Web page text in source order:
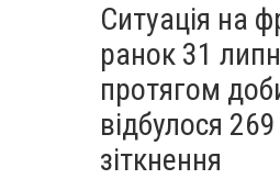
Ситуація на
ранок 31
протягом
відбулося
зіткнення